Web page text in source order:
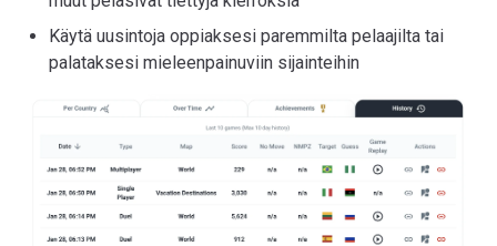
Käytä uusintoja oppiaksesi paremmilta pelaajilta tai
palataksesi mieleenpainuviin sijainteihin